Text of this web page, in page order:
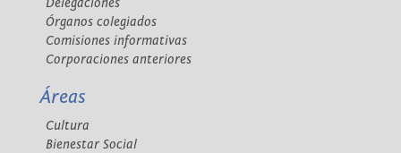
Órganos colegiados
Comisiones informativas
Corporaciones anteriores
Áreas
Cultura
Bienestar Social